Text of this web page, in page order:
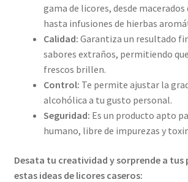
gama de licores, desde
hasta infusiones de hierbas
Calidad: Garantiza un resultado
sabores extraños, permitiendo
frescos brillen.
Control: Te permite ajustar la
alcohólica a tu gusto personal.
Seguridad: Es un producto apto
humano, libre de impurezas y
Desata tu creatividad y sorprende a tus
estas ideas de licores caseros: